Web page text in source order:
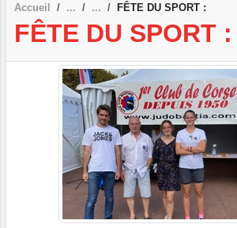
Accueil FÊTE DU SPORT :
FÊTE DU SPORT :